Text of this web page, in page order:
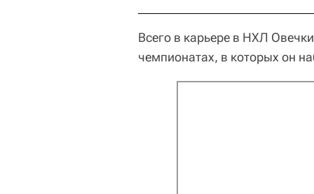
Всего в карьере в НХЛ
чемпионатах, в которых он